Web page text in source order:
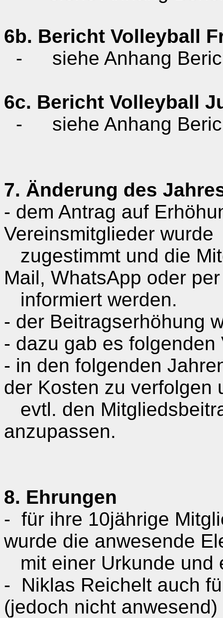
6b. Bericht Volleyball
-
siehe Anhang
6c. Bericht Volleyball
-
siehe Anhang
7. Änderung des
- dem Antrag auf
Vereinsmitglieder wurde
zugestimmt und die
Mail, WhatsApp oder
informiert werden.
- der Beitragserhöhung
- dazu gab es
- in den folgenden
der Kosten zu verfolgen
evtl. den
anzupassen.
8. Ehrungen
- für ihre 10jährige
wurde die anwesende
mit einer Urkunde
-
Niklas Reichelt auch
(jedoch nicht anwesend)